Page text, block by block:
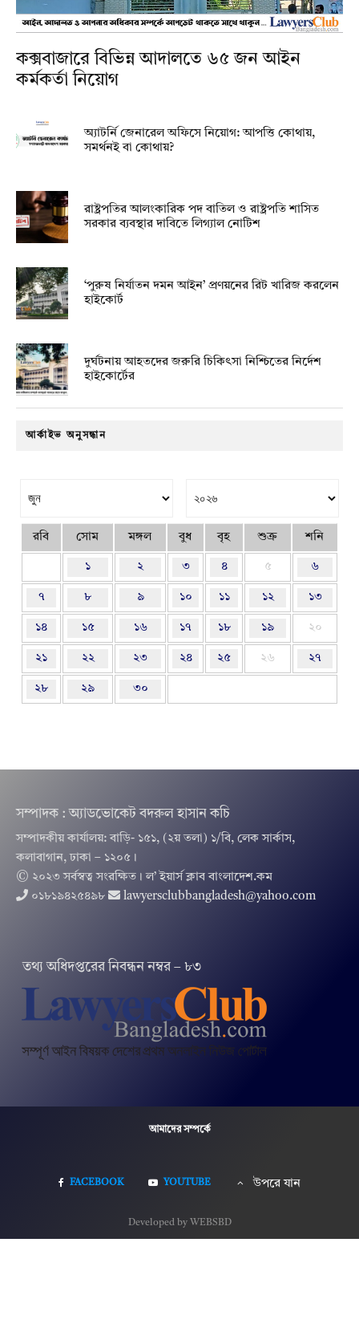
কক্সবাজারে বিভিন্ন আদালতে ৬৫ জন আইন
কর্মকর্তা নিয়োগ
অ্যাটর্নি জেনারেল অফিসে নিয়োগ: আপত্তি কোথায়,
সমর্থনই বা কোথায়?
রাষ্ট্রপতির আলংকারিক পদ বাতিল ও রাষ্ট্রপতি শাসিত
সরকার ব্যবস্থার দাবিতে লিগ্যাল নোটিশ
‘পুরুষ নির্যাতন দমন আইন’ প্রণয়নের রিট খারিজ করলেন
হাইকোর্ট
দুর্ঘটনায় আহতদের জরুরি চিকিৎসা নিশ্চিতের নির্দেশ
হাইকোর্টের
আর্কাইভ অনুসন্ধান
রবি সোম মঙ্গল বুধ বৃহ শুক্র শনি
১ ২ ৩ ৪ ৫ ৬
৭ ৮ ৯ ১০ ১১ ১২ ১৩
১৪ ১৫ ১৬ ১৭ ১৮ ১৯ ২০
২১ ২২ ২৩ ২৪ ২৫ ২৬ ২৭
২৮ ২৯ ৩০
সম্পাদক : অ্যাডভোকেট বদরুল হাসান কচি
সম্পাদকীয় কার্যালয়: বাড়ি- ১৫১, (২য় তলা) ১/বি, লেক সার্কাস,
কলাবাগান, ঢাকা – ১২০৫।
© ২০২৩ সর্বস্বত্ব সংরক্ষিত । ল’ ইয়ার্স ক্লাব বাংলাদেশ.কম
০১৮১৯৪২৫৪৯৮
lawyersclubbangladesh@yahoo.com
তথ‌্য অ‌ধিদপ্ত‌রের নিবন্ধন নম্বর – ৮৩
আমাদের সম্পর্কে
FACEBOOK YOUTUBE উপরে যান
Developed by WEBSBD